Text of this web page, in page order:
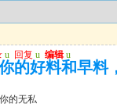
u 回复 u 编辑 u
的好料和早料
的无私